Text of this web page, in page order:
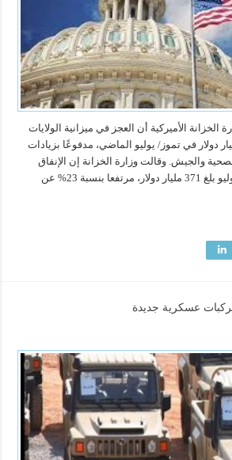
الخزانة الأميركية أن العجز في ميزانية الولايات
ارتفع إلى 120 مليار دولار في تموز/ يوليو الماضي، مدفوعًا بزيادات
والجيش. وقالت وزارة الخزانة إن الإنفاق
الاتحادي في شهر تموز/ يوليو بلغ 371 مليار دولار، مرتفعا بنسبة 23% عن
عسكرية جديدة